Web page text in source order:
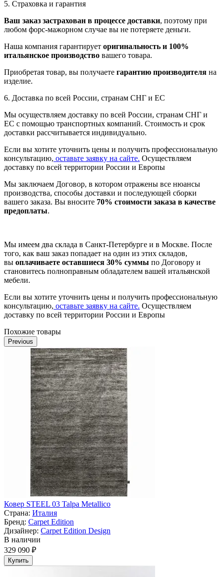
5. Страховка и гарантия
Ваш заказ застрахован в процессе доставки, поэтому при
любом форс-мажорном случае вы не потеряете деньги.
Наша компания гарантирует оригинальность и 100%
итальянское производство вашего товара.
Приобретая товар, вы получаете гарантию производителя на
изделие.
6. Доставка по всей России, странам СНГ и ЕС
Мы осуществляем доставку по всей России, странам СНГ и
ЕС с помощью транспортных компаний. Стоимость и срок
доставки рассчитывается индивидуально.
Если вы хотите уточнить цены и получить профессиональную
консультацию, оставьте заявку на сайте. Осуществляем
доставку по всей территории России и Европы
Мы заключаем Договор, в котором отражены все нюансы
производства, способы доставки и последующей сборки
вашего заказа. Вы вносите 70% стоимости заказа в качестве
предоплаты.
Мы имеем два склада в Санкт-Петербурге и в Москве. После
того, как ваш заказ попадает на один из этих складов,
вы оплачиваете оставшиеся 30% суммы по Договору и
становитесь полноправным обладателем вашей итальянской
мебели.
Если вы хотите уточнить цены и получить профессиональную
консультацию, оставьте заявку на сайте. Осуществляем
доставку по всей территории России и Европы
Похожие товары
Previous
Ковер STEEL 03 Talpa Metallico
Страна: Италия
Бренд: Carpet Edition
Дизайнер: Carpet Edition Design
В наличии
329 090 ₽
Купить